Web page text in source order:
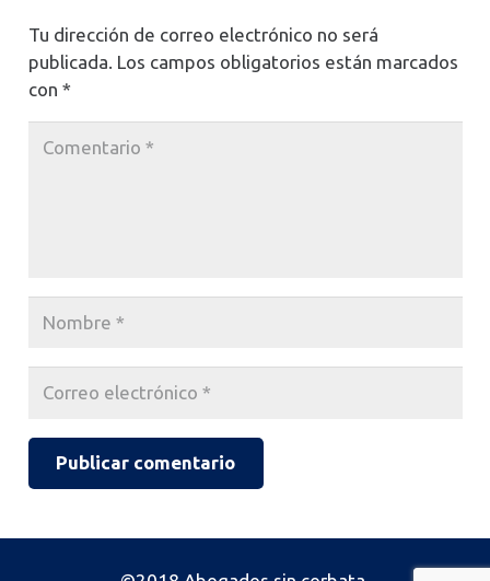
Tu dirección de correo electrónico no será
publicada. Los campos obligatorios están marcados
con *
Publicar comentario